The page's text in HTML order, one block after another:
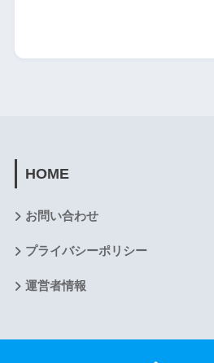
HOME
お問い合わせ
プライバシーポリシー
運営者情報